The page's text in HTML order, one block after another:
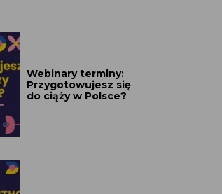
Webinary terminy:
Przygotowujesz się
do ciąży w Polsce?